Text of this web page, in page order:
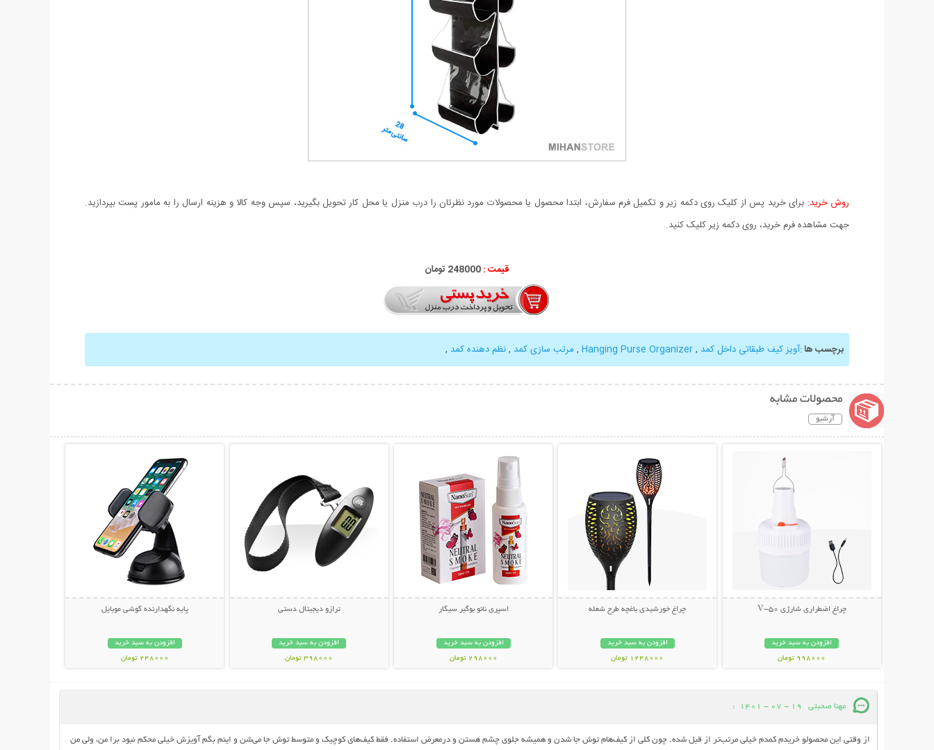
روش خرید: برای خرید پس از کلیک روی دکمه زیر و تکمیل فرم سفارش، ابتدا محصول یا محصولات مورد نظرتان را درب منزل یا محل کار تحویل بگیرید، سپس وجه کالا و هزینه ارسال را به مامور پست بپردازید.
جهت مشاهده فرم خرید، روی دکمه زیر کلیک کنید.
قیمت :248000 تومان
برچسب ها:آویز کیف طبقاتی داخل کمد ,
Hanging Purse Organizer
, مرتب سازی کمد ,نظم دهنده کمد ,
محصولات مشابه
آرشیو
چراغ اضطراری شارژی V-50
افزودن به سبد خرید
998000 تومان
چراغ خورشیدی باغچه طرح شعله
افزودن به سبد خرید
1248000 تومان
اسپری نانو بوگیر سیگار
افزودن به سبد خرید
298000 تومان
ترازو دیجیتال دستی
افزودن به سبد خرید
398000 تومان
پایه نگهدارنده گوشی موبایل
افزودن به سبد خرید
248000 تومان
مهنا صحبتی 19 - 07 - 1401
:
از وقتی این محصولو خریدم کمدم خیلی مرتب‌تر از قبل شده. چون کلی از کیف‌هام توش جا شدن و همیشه جلوی چشم هستن و درمعرض استفاده. فقط کیف‌های کوچیک و متوسط توش جا می‌شن و اینم بگم آویزش خیلی محکم نبود برا من، ولی من